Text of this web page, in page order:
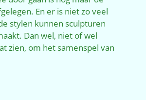
En er is niet zo veel
stylen kunnen sculpturen
Dan wel, niet of wel
zien, om het samenspel van